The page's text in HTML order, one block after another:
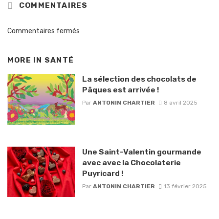
COMMENTAIRES
Commentaires fermés
MORE IN SANTÉ
La sélection des chocolats de
Pâques est arrivée !
Par ANTONIN CHARTIER 8 avril 2025
Une Saint-Valentin gourmande
avec avec la Chocolaterie
Puyricard !
Par ANTONIN CHARTIER 13 février 2025